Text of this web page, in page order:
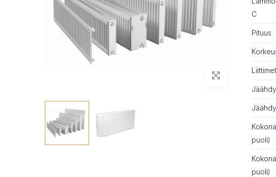
С
Pituus
Liittimet
puoli)
puoli)